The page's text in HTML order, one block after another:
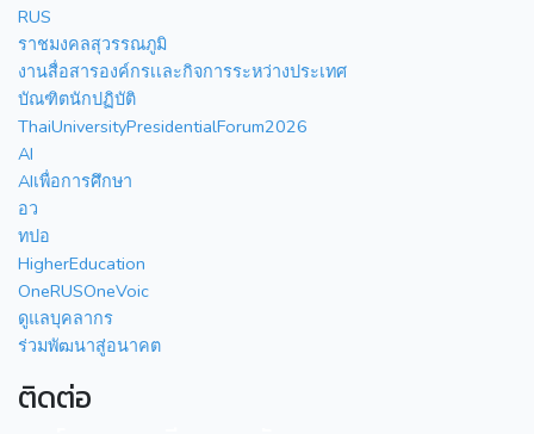
RUS
ราชมงคลสุวรรณภูมิ
งานสื่อสารองค์กรเเละกิจการระหว่างประเทศ
บัณฑิตนักปฏิบัติ
ThaiUniversityPresidentialForum2026
AI
AIเพื่อการศึกษา
อว
ทปอ
HigherEducation
OneRUSOneVoic
ดูแลบุคลากร
ร่วมพัฒนาสู่อนาคต
ติดต่อ